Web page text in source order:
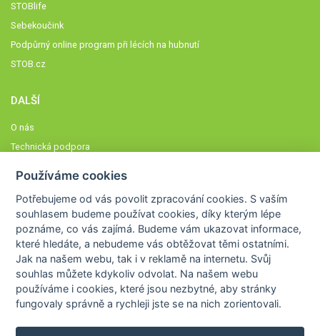
STOBlife
Sebekoučink
Podpůrný online program při lécích na hubnutí
STOB.cz
DALŠÍ
O nás
Technická podpora
Členové STOBklubu
Zásady nakládání s osobními údaji
Otestujte se
Spočítejte si
Výzva 52
Používáme cookies
Potřebujeme od vás povolit zpracování cookies. S vaším
souhlasem budeme používat cookies, díky kterým lépe
poznáme,co vás zajímá. Budeme vám ukazovat informace,
které hledáte, a nebudeme vás obtěžovat těmi ostatními.
Jak na našem webu, tak i v reklamě na internetu. Svůj
souhlas můžete kdykoliv odvolat. Na našem webu
používáme i cookies, které jsou nezbytné, aby stránky
fungovaly správně a rychleji jste se na nich zorientovali.